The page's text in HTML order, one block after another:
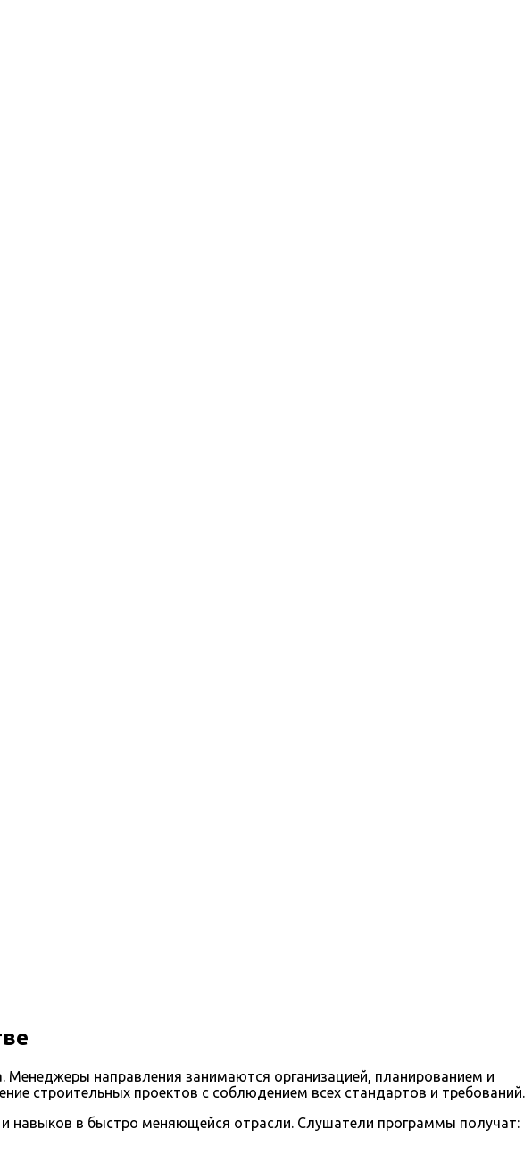
Менеджеры направления занимаются организацией, планированием и
строительных проектов с соблюдением всех стандартов и требований.
навыков в быстро меняющейся отрасли. Слушатели программы получат: